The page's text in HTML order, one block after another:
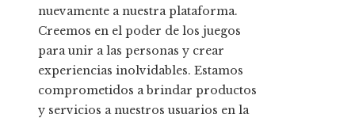
nuevamente a nuestra plataforma.
Creemos en el poder de los juegos
para unir a las personas y crear
experiencias inolvidables. Estamos
comprometidos a brindar productos
y servicios a nuestros usuarios en la